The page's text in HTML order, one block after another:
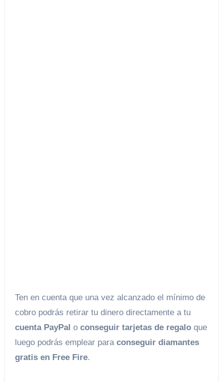
Ten en cuenta que una vez alcanzado el mínimo de
cobro podrás retirar tu dinero directamente a tu
cuenta PayPal o conseguir tarjetas de regaloque
luego podrás emplear para conseguir diamantes
gratis en Free Fire.